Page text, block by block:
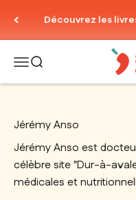
Découvrez les
Ouvrir la navigation
Ouvrir la recherche
Jérémy Anso
Jérémy Anso est
célèbre site "Dur-à-
médicales et